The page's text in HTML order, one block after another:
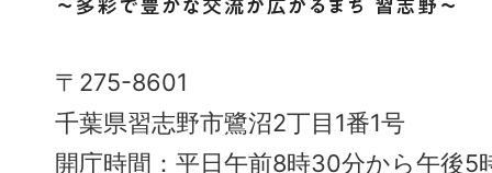
市
Narashino
City
～
〒275-8601
千葉県習志野市鷺沼2丁目1番1号
開庁時間：平日午前8時30分から午後5